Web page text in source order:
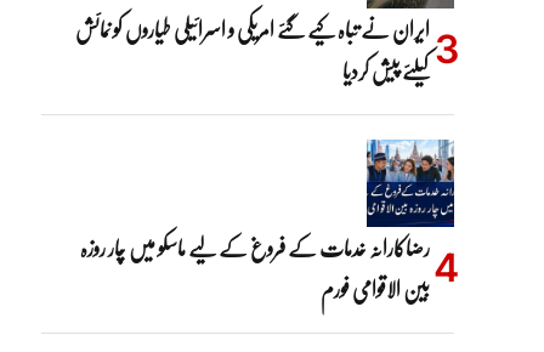
ایران نے تباہ کیے گئے امریکی و اسرائیلی طیاروں کو نمائش
کیلئے پیش کردیا
رضاکارانہ خدمات کے فروغ کے لیے ماسکو میں چار روزہ
بین الاقوامی فورم